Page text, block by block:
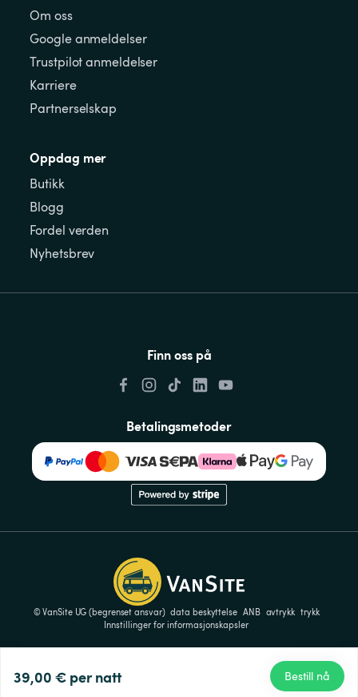
39,00 € per natt Bestill nå
Om oss
Google anmeldelser
Trustpilot anmeldelser
Karriere
Partnerselskap
Oppdag mer
Butikk
Blogg
Fordel verden
Nyhetsbrev
Finn oss på
Betalingsmetoder
© VanSite UG (begrenset ansvar) data beskyttelse ANB avtrykk trykk
Innstillinger for informasjonskapsler